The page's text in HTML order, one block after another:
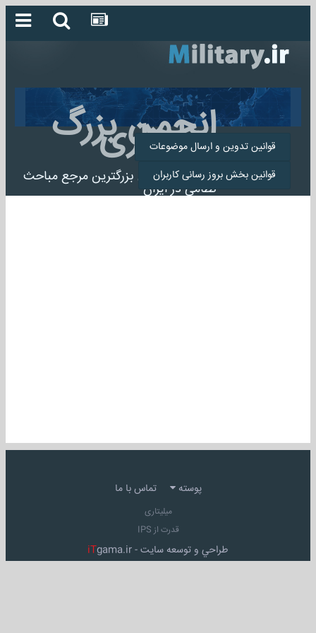
انجمن بزرگ
میلیتاری
انجمن میلیتاری بزرگترین مرجع مباحث
نظامی در ایران
قوانین تدوین و ارسال موضوعات
قوانین بخش بروز رسانی کاربران
پوسته تماس با ما
میلیتاری
قدرت از IPS
طراحي و توسعه سايت - iTgama.ir